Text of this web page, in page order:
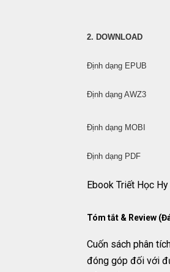
2. DOWNLOAD
Định dạng
Định dạng
Định dạng
Định dạng
Ebook Triết Học
Tóm tắt & Review
Cuốn sách phân
đóng góp đối với